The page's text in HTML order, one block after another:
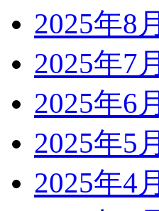
2025年8月
2025年7月
2025年6月
2025年5月
2025年4月